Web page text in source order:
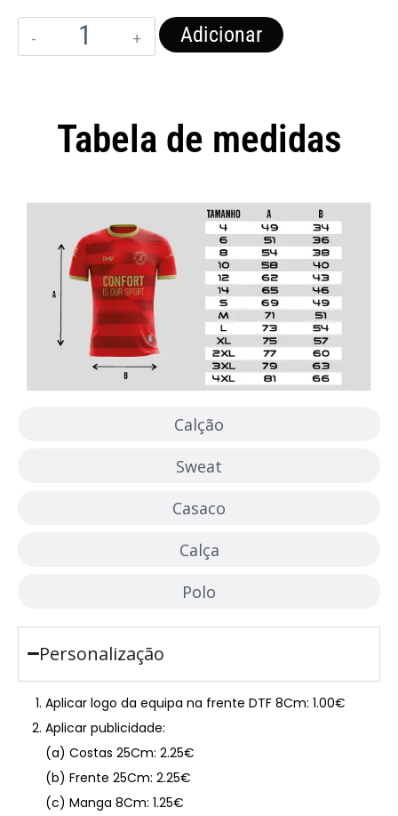
Adicionar
Tabela de medidas
Calção
Sweat
Casaco
Calça
Polo
Personalização
Aplicar logo da equipa na frente DTF 8Cm: 1.00€
Aplicar publicidade:
(a) Costas 25Cm: 2.25€
(b) Frente 25Cm: 2.25€
(c) Manga 8Cm: 1.25€